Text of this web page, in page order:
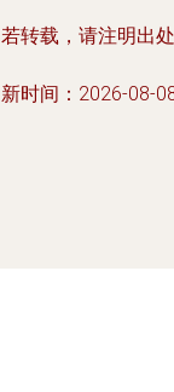
转载，请注明出
时间：2026-08-